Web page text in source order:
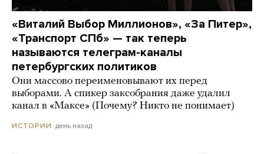
«Виталий Выбор Миллионов», «За Питер»,
«Транспорт СПб» — так теперь
называются телеграм-каналы
петербургских политиков
Они массово переименовывают их перед
выборами. А спикер заксобрания даже удалил
канал в «Максе» (Почему? Никто не понимает)
ИСТОРИИ день назад